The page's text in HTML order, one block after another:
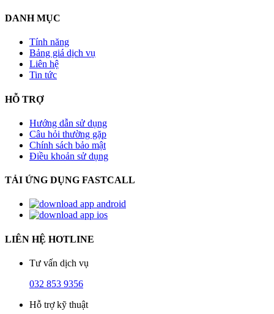
DANH MỤC
Tính năng
Bảng giá dịch vụ
Liên hệ
Tin tức
HỖ TRỢ
Hướng dẫn sử dụng
Câu hỏi thường gặp
Chính sách bảo mật
Điều khoản sử dụng
TẢI ỨNG DỤNG FASTCALL
LIÊN HỆ HOTLINE
Tư vấn dịch vụ
032 853 9356
Hỗ trợ kỹ thuật